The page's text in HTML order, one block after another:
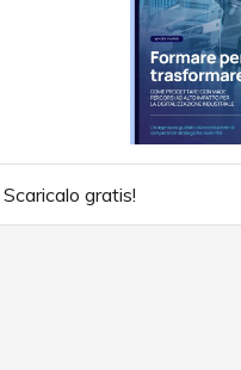
Scaricalo gratis!